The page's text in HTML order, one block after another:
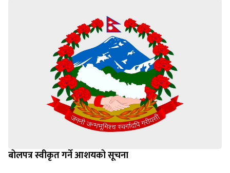
बोलपत्र स्वीकृत गर्ने आशयको सूचना